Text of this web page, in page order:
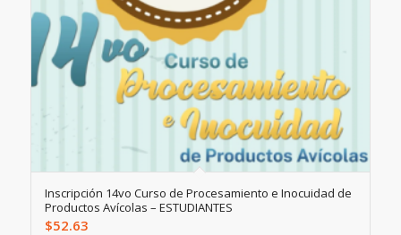
Inscripción 14vo Curso de Procesamiento e Inocuidad de
Productos Avícolas – ESTUDIANTES
$52.63